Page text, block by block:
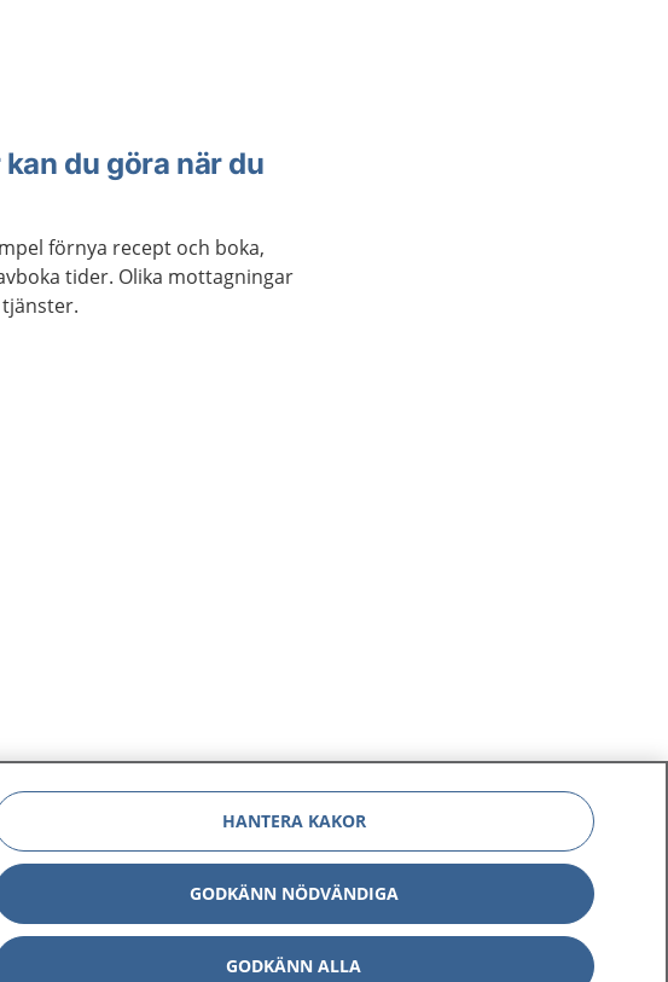
kan du göra när du
förnya recept och boka,
tider. Olika mottagningar
Om 1177
HANTERA KAKOR
GODKÄNN NÖDVÄNDIGA
GODKÄNN ALLA